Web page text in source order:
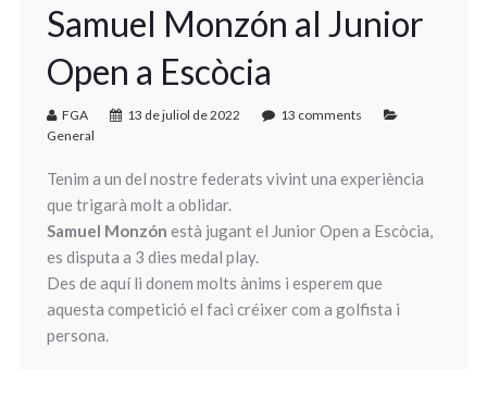
Samuel Monzón al Junior
Open a Escòcia
FGA 13 de juliol de 2022
13 comments
General
Tenim a un del nostre federats vivint una experiència
que trigarà molt a oblidar.
Samuel Monzón està jugant el Junior Open a Escòcia,
es disputa a 3 dies medal play.
Des de aquí li donem molts ànims i esperem que
aquesta competició el faci créixer com a golfista i
persona.